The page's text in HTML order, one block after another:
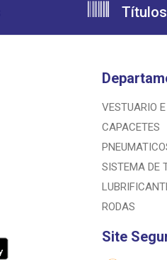
Títulos
VESTUARIO
CAPACETES
SISTEMA DE
RODAS
Site